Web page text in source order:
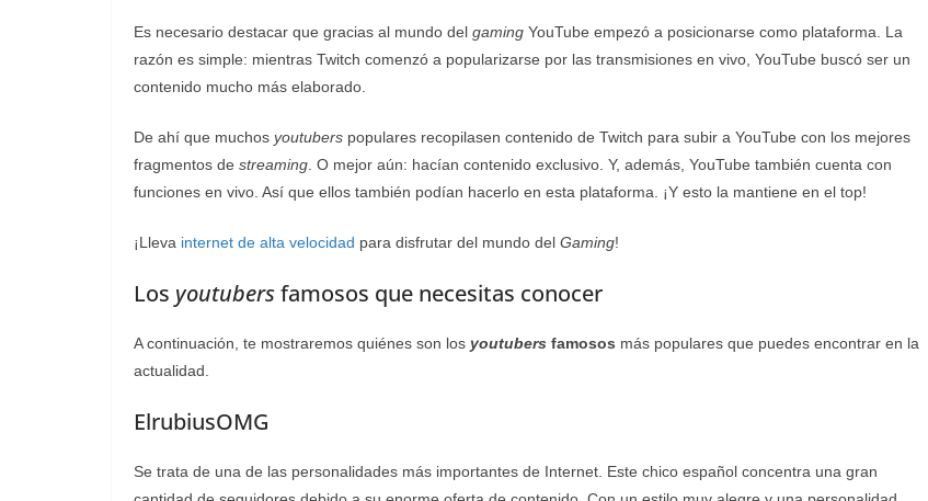
Es necesario destacar que gracias al mundo del gaming YouTube empezó a posicionarse como plataforma. La
razón es simple: mientras Twitch comenzó a popularizarse por las transmisiones en vivo, YouTube buscó ser un
contenido mucho más elaborado.
De ahí que muchos youtubers populares recopilasen contenido de Twitch para subir a YouTube con los mejores
fragmentos de streaming . O mejor aún: hacían contenido exclusivo. Y, además, YouTube también cuenta con
funciones en vivo. Así que ellos también podían hacerlo en esta plataforma. ¡Y esto la mantiene en el top!
¡Lleva internet de alta velocidad para disfrutar del mundo del Gaming!
Los youtubersfamosos que necesitas conocer
A continuación, te mostraremos quiénes son los youtubers famosos más populares que puedes encontrar en la
actualidad.
ElrubiusOMG
Se trata de una de las personalidades más importantes de Internet. Este chico español concentra una gran